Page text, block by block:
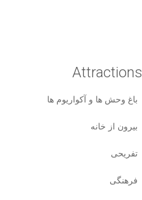
Attractions
باغ وحش ها و آکواریوم ها
بیرون از خانه
تفریحی
فرهنگی